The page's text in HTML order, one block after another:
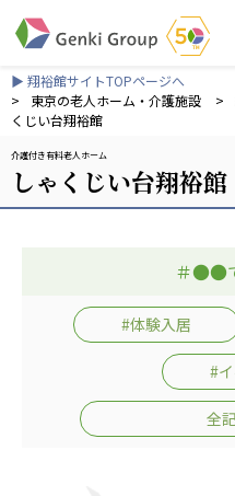
介護・福祉
社会福祉法人 元気村グルー
社会福祉法人元気村
社会福祉法人長寿の森
社会福祉法人杜の村
株式会社 サンガジャパン
株式会社日本遮蔽技研
サンガ共同組合
株式会社Genkiリレーションズ
▶ 翔裕館サイトTOPページへ
>
東京の老人ホーム・介護施設 >
くじい台翔裕館
介護付き有料老人ホーム
しゃくじい台翔裕館
＃●●
#体験入居
#
全